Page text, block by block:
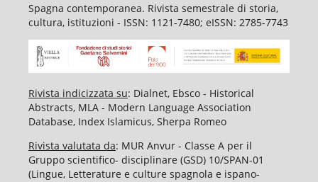
Spagna contemporanea. Rivista semestrale di storia,
cultura, istituzioni - ISSN: 1121-7480; eISSN: 2785-7743
Rivista indicizzata su: Dialnet, Ebsco - Historical
Abstracts, MLA - Modern Language Association
Database, Index Islamicus, Sherpa Romeo
Rivista valutata da: MUR Anvur - Classe A per il
Gruppo scientifico- disciplinare (GSD) 10/SPAN-01
(Lingue, Letterature e culture spagnola e ispano-